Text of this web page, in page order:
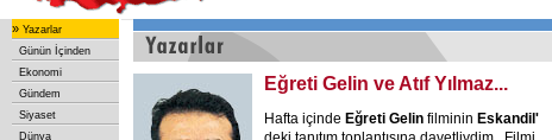
» Yazarlar
Günün İçinden
Ekonomi
Gündem
Siyaset
Dünya
Eğreti Gelin ve Atıf Yılmaz...
Hafta içinde Eğreti Gelin filminin Eskandil'